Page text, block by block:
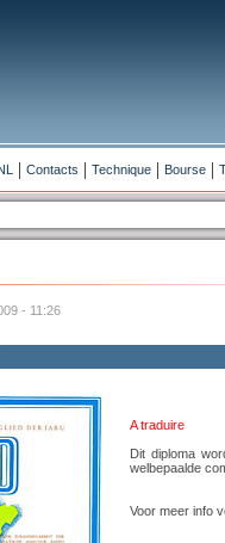
Contacts Technique Bourse
- 11:26
A traduire
Dit diploma
welbepaalde
Voor meer info